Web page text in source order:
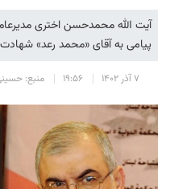
آیت الله محمدحسن اختری
پیامی به آقای «محمد رعد»
۷ آذر ۱۴۰۲ ۱۹:۵۶ منبع: